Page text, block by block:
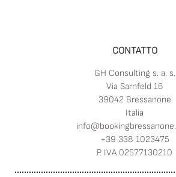
CONTATTO
GH Consulting s. a. s.
Via Sarnfeld 16
39042 Bressanone
Italia
info@bookingbressanone.
+39 338 1023475
P. IVA 02577130210